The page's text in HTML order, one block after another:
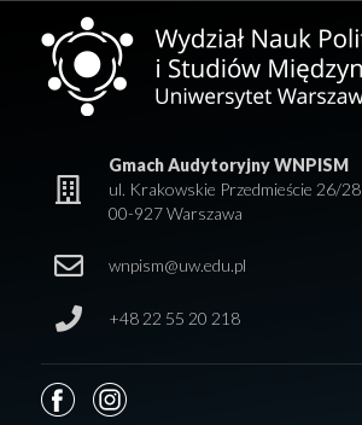
Gmach Audytoryjny WNPISM
ul. Krakowskie Przedmieście 26/28
00-927 Warszawa
wnpism@uw.edu.pl
+48 22 55 20 218